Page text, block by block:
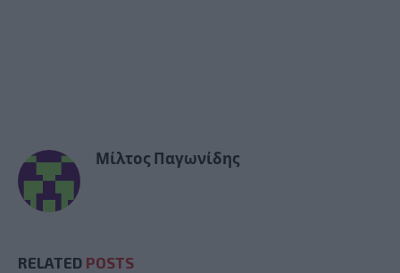
Μίλτος Παγωνίδης
RELATED POSTS